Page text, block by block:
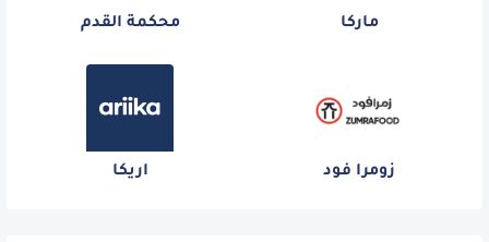
ماركا محكمة القدم
زومرا فود اريكا